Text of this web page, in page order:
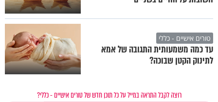
טורים אישיים - כללי
עד כמה משמעותית התגובה של אמא
לתינוק הקטן שבוכה?
רוצה לקבל התראה במייל על כל תוכן חדש של טורים אישיים - כללי?